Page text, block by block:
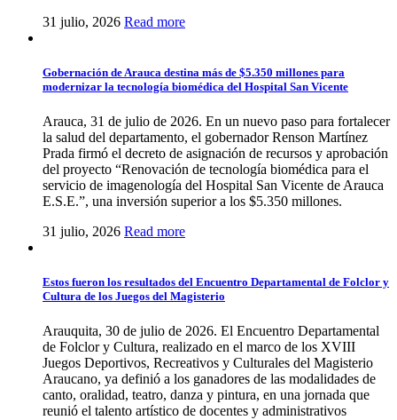
31 julio, 2026 Read more
Gobernación de Arauca destina más de $5.350 millones para
modernizar la tecnología biomédica del Hospital San Vicente
Arauca, 31 de julio de 2026. En un nuevo paso para fortalecer
la salud del departamento, el gobernador Renson Martínez
Prada firmó el decreto de asignación de recursos y aprobación
del proyecto “Renovación de tecnología biomédica para el
servicio de imagenología del Hospital San Vicente de Arauca
E.S.E.”, una inversión superior a los $5.350 millones.
31 julio, 2026 Read more
Estos fueron los resultados del Encuentro Departamental de Folclor y
Cultura de los Juegos del Magisterio
Arauquita, 30 de julio de 2026. El Encuentro Departamental
de Folclor y Cultura, realizado en el marco de los XVIII
Juegos Deportivos, Recreativos y Culturales del Magisterio
Araucano, ya definió a los ganadores de las modalidades de
canto, oralidad, teatro, danza y pintura, en una jornada que
reunió el talento artístico de docentes y administrativos